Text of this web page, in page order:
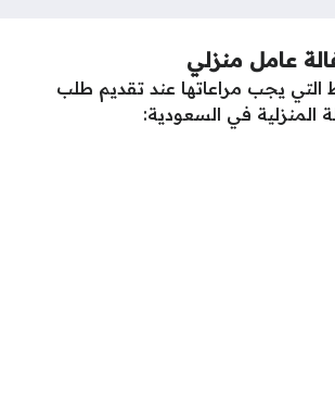
عامل منزلي
التي يجب مراعاتها عند تقديم طلب
المنزلية في السعودية: